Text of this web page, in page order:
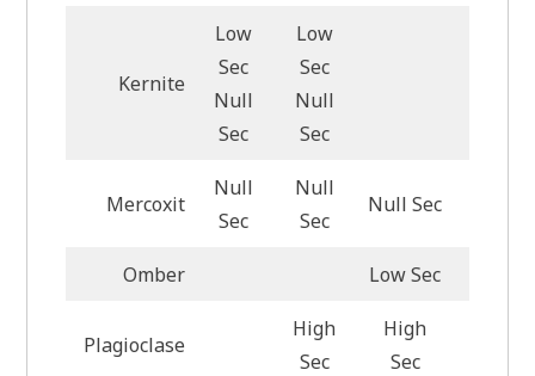
Kernite
Low
Sec
Null
Sec
Low
Sec
Null
Sec
Mercoxit
Null
Sec
Null
Sec
Null Sec
Omber Low Sec
Plagioclase
High
Sec
High
Sec